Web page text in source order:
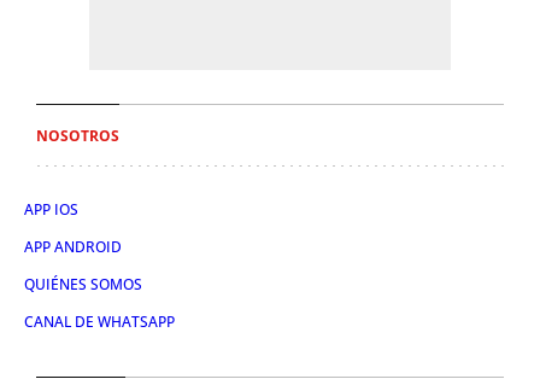
NOSOTROS
APP IOS
APP ANDROID
QUIÉNES SOMOS
CANAL DE WHATSAPP